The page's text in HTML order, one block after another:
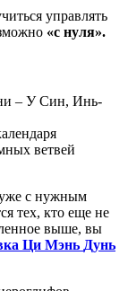
управлять
«с нуля».
– У Син, Инь-
ветвей
с нужным
тех, кто еще не
выше, вы
Ци Мэнь Дунь